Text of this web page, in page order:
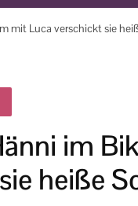
mit Luca verschickt sie
im
heiße